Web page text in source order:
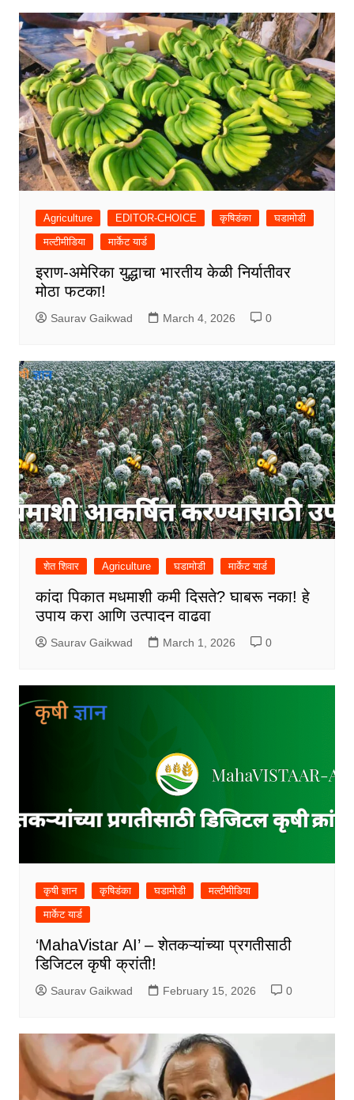
Agriculture EDITOR-CHOICE कृषिडंका
घडामोडी
मल्टीमीडिया
मार्केट यार्ड
इराण-अमेरिका युद्धाचा भारतीय केळी निर्यातीवर
मोठा फटका!
Saurav Gaikwad March 4, 2026 0
शेत शिवार Agriculture घडामोडी मार्केट यार्ड
कांदा पिकात मधमाशी कमी दिसते? घाबरू नका! हे
उपाय करा आणि उत्पादन वाढवा
Saurav Gaikwad March 1, 2026 0
कृषी ज्ञान कृषिडंका घडामोडी
मल्टीमीडिया
मार्केट यार्ड
‘MahaVistar AI’ – शेतकऱ्यांच्या प्रगतीसाठी
डिजिटल कृषी क्रांती!
Saurav Gaikwad February 15, 2026 0